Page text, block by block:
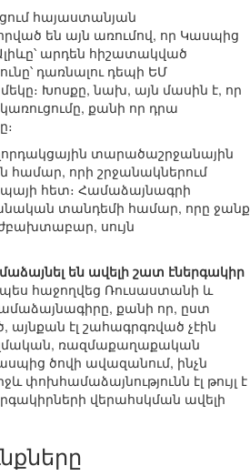
հայաստանյան
են այն առումով, որ Կասպից
արդեն հիշատակված
դառնալու դեպի ԵՄ
Խոսքը, նախ, այն մասին է, որ
քանի որ դրա
տարածաշրջանային
համար, որի շրջանակներում
հետ։ Համաձայնագրի
տանդեմի համար, որը ջանք
սույն
են ավելի շատ էներգակիր
հաջողվեց Ռուսաստանի և
քանի որ, ըստ
էլ շահագրգռված չէին
ռազմաքաղաքական
ծովի ավազանում, ինչն
փոխհամաձայնությունն էլ թույլ է
վերահսկման ավելի